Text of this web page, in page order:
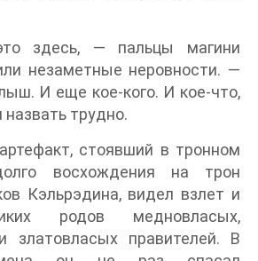
здесь, — пальцы магини
незаметные неровности. —
И еще кое-кого. И кое-что,
трудно.
стоявший в тронном
восхождения на трон
Кэльрэдина, видел взлет и
родов медновласых,
златовласых правителей. В